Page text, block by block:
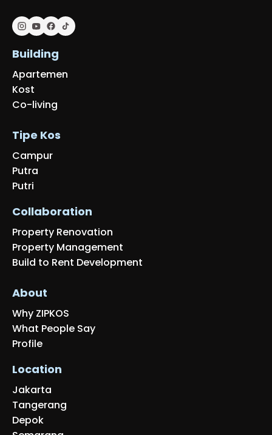
Building
Apartemen
Kost
Co-living
Tipe Kos
Campur
Putra
Putri
Collaboration
Property Renovation
Property Management
Build to Rent Development
About
Why ZIPKOS
What People Say
Profile
Location
Jakarta
Tangerang
Depok